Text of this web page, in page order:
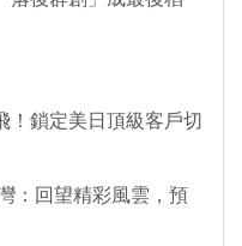
！鎖定美日頂級客戶切
：回望精彩風雲，預